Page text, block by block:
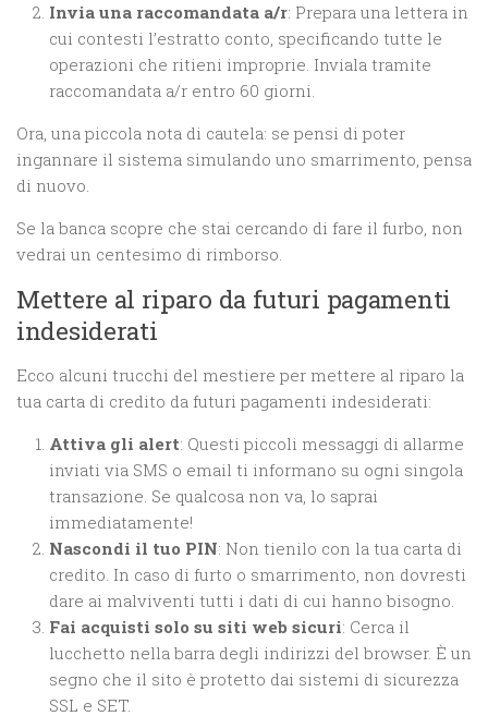
Invia una raccomandata a/r: Prepara una lettera in
cui contesti l’estratto conto, specificando tutte le
operazioni che ritieni improprie. Inviala tramite
raccomandata a/r entro 60 giorni.
Ora, una piccola nota di cautela: se pensi di poter
ingannare il sistema simulando uno smarrimento, pensa
di nuovo.
Se la banca scopre che stai cercando di fare il furbo, non
vedrai un centesimo di rimborso.
Mettere al riparo da futuri pagamenti
indesiderati
Ecco alcuni trucchi del mestiere per mettere al riparo la
tua carta di credito da futuri pagamenti indesiderati:
Attiva gli alert: Questi piccoli messaggi di allarme
inviati via SMS o email ti informano su ogni singola
transazione. Se qualcosa non va, lo saprai
immediatamente!
Nascondi il tuo PIN: Non tienilo con la tua carta di
credito. In caso di furto o smarrimento, non dovresti
dare ai malviventi tutti i dati di cui hanno bisogno.
Fai acquisti solo su siti web sicuri: Cerca il
lucchetto nella barra degli indirizzi del browser. È un
segno che il sito è protetto dai sistemi di sicurezza
SSL e SET.